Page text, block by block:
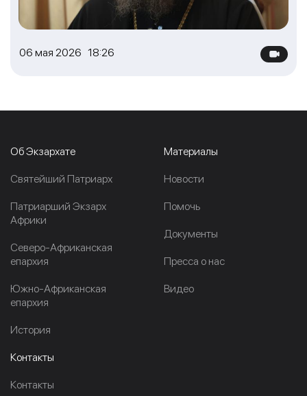
06 мая 2026 18:26
Об Экзархате
Cвятейший Патриарх
Патриарший Экзарх
Африки
Северо-Африканская
епархия
Южно-Африканская
епархия
История
Материалы
Новости
Помочь
Документы
Пресса о нас
Видео
Контакты
Контакты